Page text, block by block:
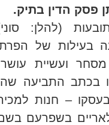
(להלן:
בעילות של הפרת
מסחר ועשיית
בכתב התביעה
– חנות
בשפרעם